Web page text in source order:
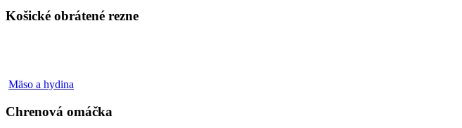
Košické obrátené rezne
Mäso a hydina
Chrenová omáčka